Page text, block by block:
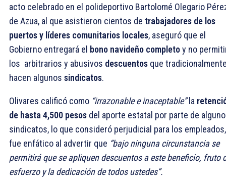
acto celebrado en el polideportivo Bartolomé Olegario
de Azua, al que asistieron cientos de trabajadores de los
puertos y líderes comunitarios locales, aseguró que el
Gobierno entregará el bono navideño completoy no
los arbitrarios y abusivos descuentos que
hacen algunos sindicatos.
Olivares calificó como “irrazonable e inaceptable”la
de hasta 4,500 pesos del aporte estatal por parte de
sindicatos, lo que consideró perjudicial para los
fue enfático al advertir que “bajo ninguna circunstancia se
permitirá que se apliquen descuentos a este beneficio, fruto
esfuerzo y la dedicación de todos ustedes”.